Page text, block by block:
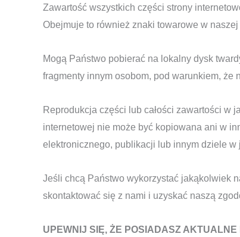
Zawartość wszystkich części strony
Obejmuje to również znaki towarowe w
Mogą Państwo pobierać na lokalny dysk
fragmenty innym osobom, pod warunkiem,
Reprodukcja części lub całości zawartości w
internetowej nie może być kopiowana ani w
elektronicznego, publikacji lub innym dziele
Jeśli chcą Państwo wykorzystać jakąkolwiek
skontaktować się z nami i uzyskać naszą
UPEWNIJ SIĘ, ŻE POSIADASZ AKTUALNE